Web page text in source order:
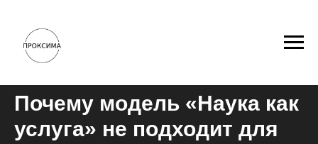
Почему модель «Наука как
услуга» не подходит для